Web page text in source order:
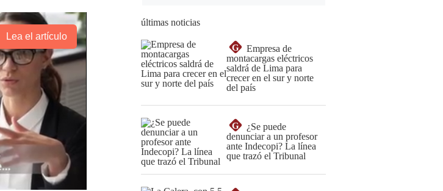
Lea el artículo
últimas noticias
G
Empresa de
montacargas eléctricos
saldrá de Lima para
crecer en el sur y norte
del país
G
¿Se puede
denunciar a un profesor
ante Indecopi? La línea
que trazó el Tribunal